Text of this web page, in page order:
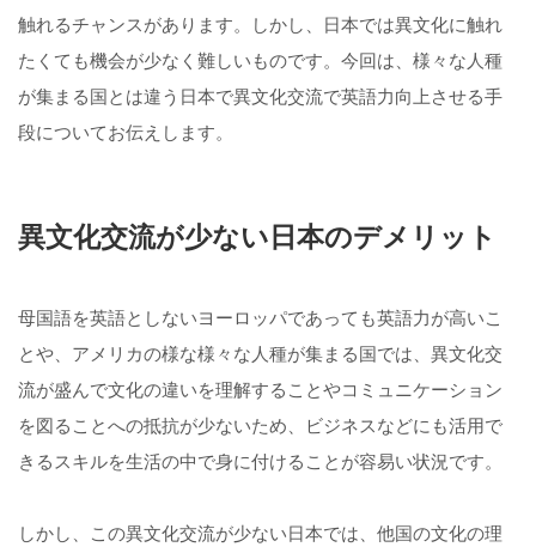
触れるチャンスがあります。しかし、日本では異文化に触れ
たくても機会が少なく難しいものです。今回は、様々な人種
が集まる国とは違う日本で異文化交流で英語力向上させる手
段についてお伝えします。
異文化交流が少ない日本のデメリット
母国語を英語としないヨーロッパであっても英語力が高いこ
とや、アメリカの様な様々な人種が集まる国では、異文化交
流が盛んで文化の違いを理解することやコミュニケーション
を図ることへの抵抗が少ないため、ビジネスなどにも活用で
きるスキルを生活の中で身に付けることが容易い状況です。
しかし、この異文化交流が少ない日本では、他国の文化の理